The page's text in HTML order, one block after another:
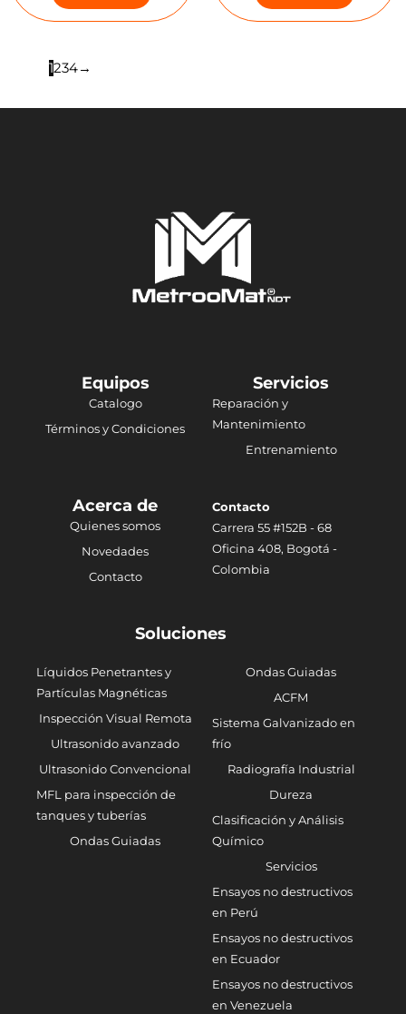
1234→
Equipos
Catalogo
Términos y Condiciones
Servicios
Reparación y
Mantenimiento
Entrenamiento
Acerca de
Quienes somos
Novedades
Contacto
Contacto
Carrera 55 #152B - 68
Oficina 408, Bogotá -
Colombia
Soluciones
Líquidos Penetrantes y
Partículas Magnéticas
Inspección Visual Remota
Ultrasonido avanzado
Ultrasonido Convencional
MFL para inspección de
tanques y tuberías
Ondas Guiadas
Ondas Guiadas
ACFM
Sistema Galvanizado en
frío
Radiografía Industrial
Dureza
Clasificación y Análisis
Químico
Servicios
Ensayos no destructivos
en Perú
Ensayos no destructivos
en Ecuador
Ensayos no destructivos
en Venezuela